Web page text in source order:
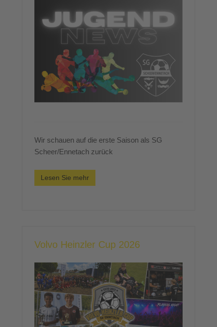
Wir schauen auf die erste Saison als SG
Scheer/Ennetach zurück
Lesen Sie mehr
Volvo Heinzler Cup 2026